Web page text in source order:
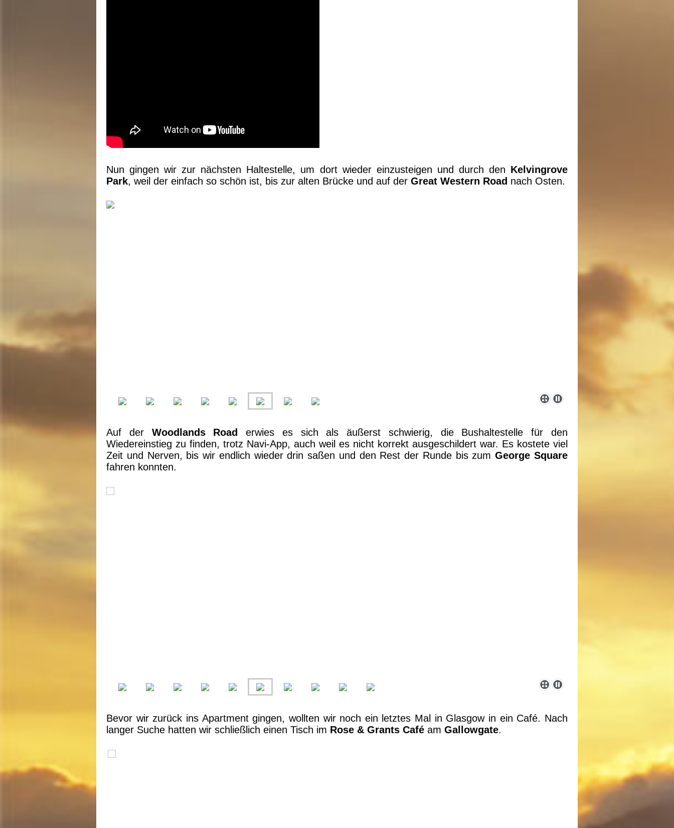
Nun gingen wir zur nächsten Haltestelle, um dort wieder einzusteigen und durch den Kelvingrove
Park, weil der einfach so schön ist, bis zur alten Brücke und auf der Great Western Road nach Osten.
Auf der Woodlands Road
erwies es sich als äußerst schwierig, die Bushaltestelle für den
Wiedereinstieg zu finden, trotz Navi-App, auch weil es nicht korrekt ausgeschildert war. Es kostete viel
Zeit und Nerven, bis wir endlich wieder drin saßen und den Rest der Runde bis zumGeorge Square
fahren konnten.
Bevor wir zurück ins Apartment gingen, wollten wir noch ein letztes Mal in Glasgow in ein Café. Nach
langer Suche hatten wir schließlich einen Tisch im Rose & Grants Café am Gallowgate.